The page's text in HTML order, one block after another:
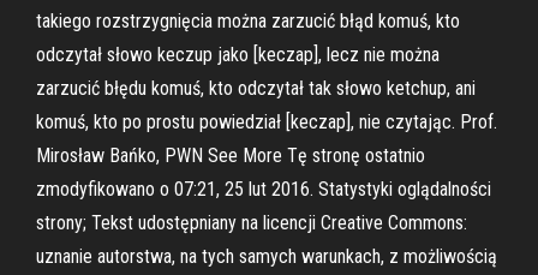
takiego rozstrzygnięcia można zarzucić błąd komuś, kto
odczytał słowo keczup jako [keczap], lecz nie można
zarzucić błędu komuś, kto odczytał tak słowo ketchup, ani
komuś, kto po prostu powiedział [keczap], nie czytając. Prof.
Mirosław Bańko, PWN See More Tę stronę ostatnio
zmodyfikowano o 07:21, 25 lut 2016. Statystyki oglądalności
strony; Tekst udostępniany na licencji Creative Commons:
uznanie autorstwa, na tych samych warunkach, z możliwością